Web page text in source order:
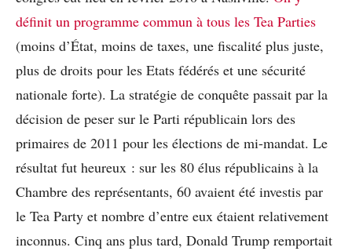
définit un programme commun à tous les Tea Parties
(moins d’État, moins de taxes, une fiscalité plus juste,
plus de droits pour les Etats fédérés et une sécurité
nationale forte). La stratégie de conquête passait par la
décision de peser sur le Parti républicain lors des
primaires de 2011 pour les élections de mi-mandat. Le
résultat fut heureux : sur les 80 élus républicains à la
Chambre des représentants, 60 avaient été investis par
le Tea Party et nombre d’entre eux étaient relativement
inconnus. Cinq ans plus tard, Donald Trump remportait